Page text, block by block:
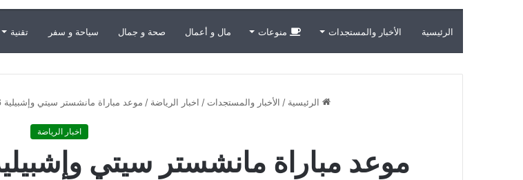
الرئيسية الأخبار والمستجدات منوعات مال و أعمال صحة و جمال سياحة و سفر تقنية
الرئيسية / الأخبار والمستجدات / اخبار الرياضة / موعد مباراة مانشستر سيتي وإشبيلية 6 سبتمبر بث مباشر في دوري أبطال أوروبا والقناة الناقلة
اخبار الرياضة